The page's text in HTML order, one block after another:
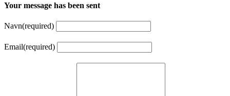
Your message has been sent
Navn(required)
Email(required)